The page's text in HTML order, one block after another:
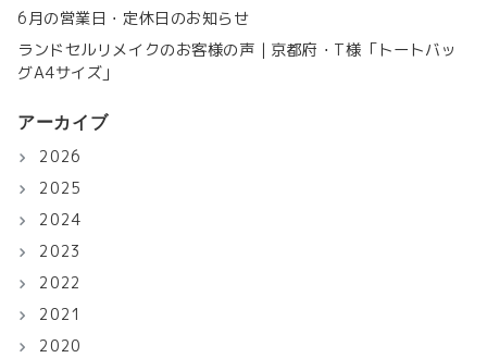
6月の営業日・定休日のお知らせ
ランドセルリメイクのお客様の声｜京都府・T様「トートバッ
グA4サイズ」
アーカイブ
2026
2025
2024
2023
2022
2021
2020